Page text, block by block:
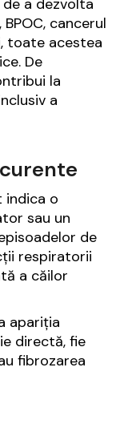
cancerul
toate acestea
De
la
a
indica o
sau un
de
respiratorii
a căilor
apariția
directă, fie
fibrozarea